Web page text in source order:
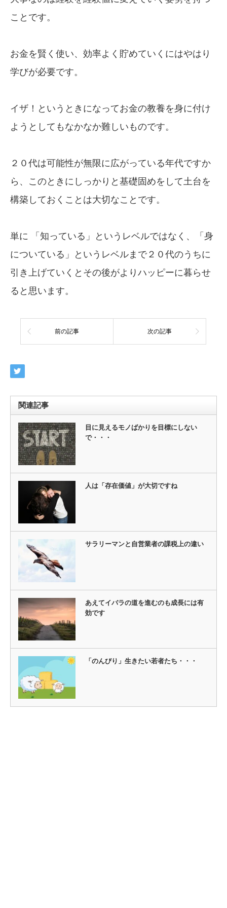
ことです。
お金を賢く使い、効率よく貯めていくにはやはり
学びが必要です。
イザ！というときになってお金の教養を身に付け
ようとしてもなかなか難しいものです。
２０代は可能性が無限に広がっている年代ですか
ら、このときにしっかりと基礎固めをして土台を
構築しておくことは大切なことです。
単に 「知っている」というレベルではなく、「身
についている」というレベルまで２０代のうちに
引き上げていくとその後がよりハッピーに暮らせ
ると思います。
前の記事 次の記事
関連記事
目に見えるモノばかりを目標にしない
で・・・
人は「存在価値」が大切ですね
サラリーマンと自営業者の課税上の違い
あえてイバラの道を進むのも成長には有
効です
「のんびり」生きたい若者たち・・・